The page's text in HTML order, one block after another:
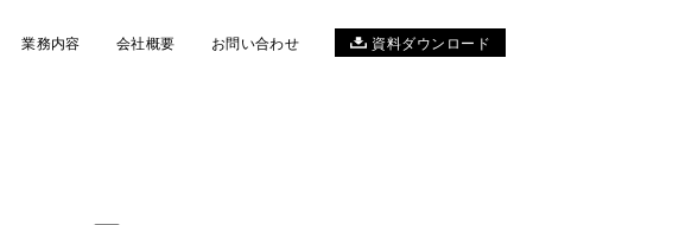
業務内容 会社概要 お問い合わせ 資料ダウンロード